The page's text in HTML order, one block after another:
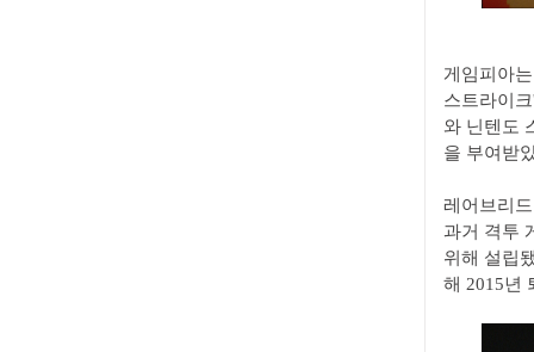
게임피아
스트라이
와 닌텐도
을 부여받
레어브리
과거 격투
위해 설립
해 2015년